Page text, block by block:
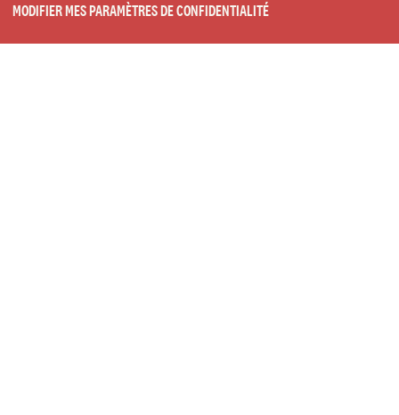
MODIFIER MES PARAMÈTRES DE CONFIDENTIALITÉ